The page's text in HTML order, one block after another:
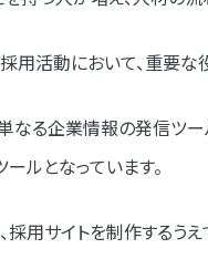
ト・公開
・改善
デックスで制作した採用サイト
用活動において、重要な
なる企業情報の発信ツー
ールとなっています。
採用サイトを制作するう